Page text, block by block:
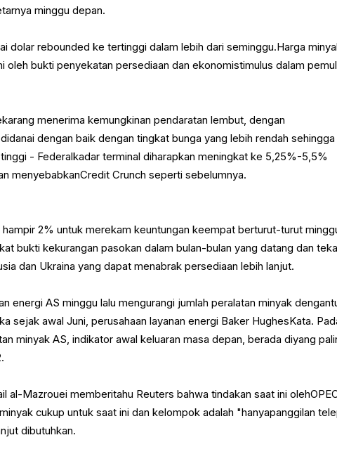
minggu depan.
dolar rebounded ke tertinggi dalam lebih dari seminggu.Harga
oleh bukti penyekatan persediaan dan ekonomistimulus dalam
menerima kemungkinan pendaratan lembut, dengan
dengan baik dengan tingkat bunga yang lebih rendah sehingga
- Federalkadar terminal diharapkan meningkat ke 5,25%-5,5%
menyebabkanCredit Crunch seperti sebelumnya.
2% untuk merekam keuntungan keempat berturut-turut
bukti kekurangan pasokan dalam bulan-bulan yang datang dan
dan Ukraina yang dapat menabrak persediaan lebih lanjut.
energi AS minggu lalu mengurangi jumlah peralatan minyak
sejak awal Juni, perusahaan layanan energi Baker HughesKata.
minyak AS, indikator awal keluaran masa depan, berada diyang
al-Mazrouei memberitahu Reuters bahwa tindakan saat ini
cukup untuk saat ini dan kelompok adalah "hanyapanggilan
dibutuhkan.